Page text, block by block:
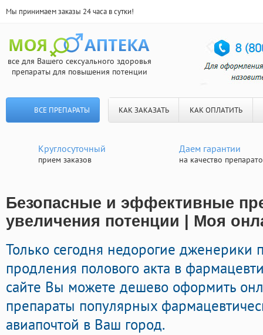
Мы принимаем заказы 24 часа в сутки!
все для Вашего сексуального здоровья
препараты для повышения потенции
ВСЕ ПРЕПАРАТЫ КАК ЗАКАЗАТЬ КАК ОПЛАТИТЬ
Круглосуточный
прием заказов
Даем гарантии
на качество
Безопасные и эффективные
увеличения потенции | Моя
Только сегодня недорогие дженерики
продления полового акта в
сайте Вы можете дешево оформить
препараты популярных
авиапочтой в Ваш город.